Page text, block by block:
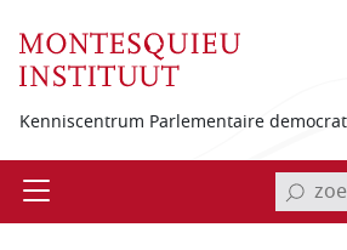
Kenniscentrum Parlementaire
Open